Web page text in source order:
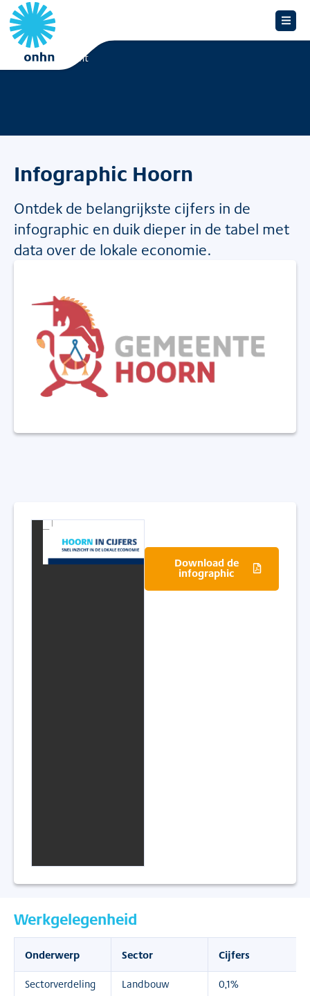
Overzicht
Infographic Hoorn
Ontdek de belangrijkste cijfers in de
infographic en duik dieper in de tabel met
data over de lokale economie.
Download de
infographic
Werkgelegenheid
Onderwerp Sector Cijfers
Sectorverdeling Landbouw
0,1%